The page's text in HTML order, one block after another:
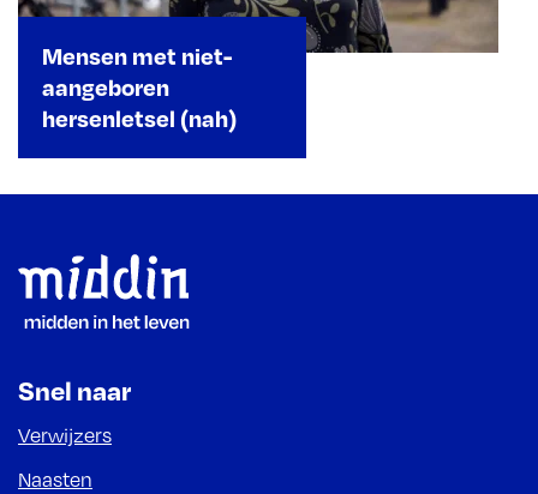
Mensen met niet-
aangeboren
hersenletsel (nah)
Footer
Snel naar
Verwijzers
Naasten